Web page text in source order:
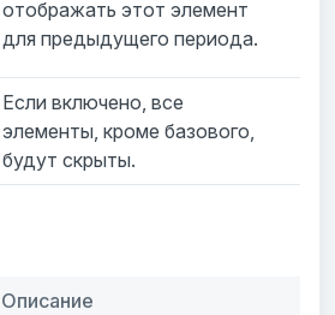
отображать этот элемент
для предыдущего периода.
Если включено, все
элементы, кроме базового,
будут скрыты.
Описание